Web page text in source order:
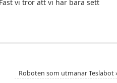
vi tror att vi har bara sett
Roboten som utmanar Teslabot